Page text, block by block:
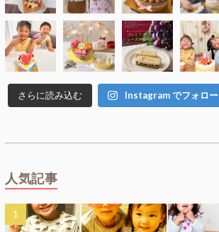
さらに読み込む Instagram でフォロー
人気記事